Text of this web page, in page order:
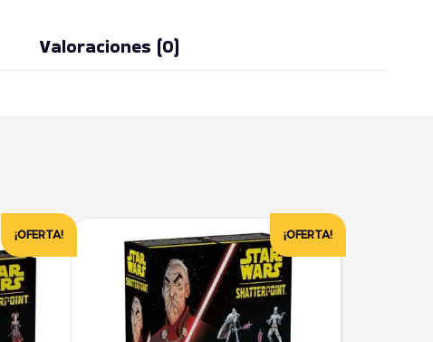
Valoraciones (0)
¡OFERTA! ¡OFERTA!